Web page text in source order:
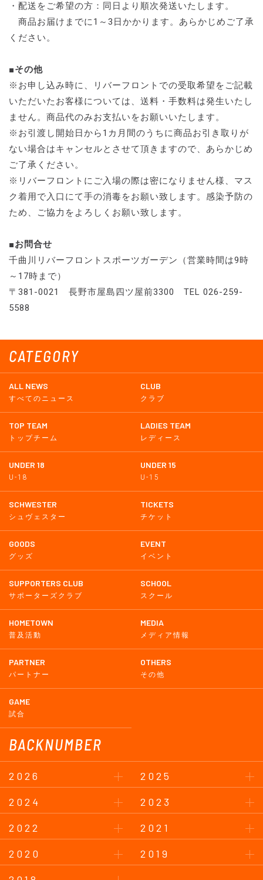
CATEGORY
ALL NEWS
すべてのニュース
CLUB
クラブ
TOP TEAM
トップチーム
LADIES TEAM
レディース
UNDER 18
U-18
UNDER 15
U-15
SCHWESTER
シュヴェスター
TICKETS
チケット
GOODS
グッズ
EVENT
イベント
SUPPORTERS CLUB
サポーターズクラブ
SCHOOL
スクール
HOMETOWN
普及活動
MEDIA
メディア情報
PARTNER
パートナー
OTHERS
その他
GAME
試合
BACKNUMBER
2026
2025
2024
2023
2022
2021
2020
2019
・配送をご希望の方：同日より順次発送いたします。
商品お届けまでに1～3日かかります。あらかじめご了承
ください。
■その他
※お申し込み時に、リバーフロントでの受取希望をご記載
いただいたお客様については、送料・手数料は発生いたし
ません。商品代のみお支払いをお願いいたします。
※お引渡し開始日から1カ月間のうちに商品お引き取りが
ない場合はキャンセルとさせて頂きますので、あらかじめ
ご了承ください。
※リバーフロントにご入場の際は密になりません様、マス
ク着用で入口にて手の消毒をお願い致します。感染予防の
ため、ご協力をよろしくお願い致します。
■お問合せ
千曲川リバーフロントスポーツガーデン（営業時間は9時
～17時まで）
〒381-0021 長野市屋島四ツ屋前3300 TEL 026-259-
5588